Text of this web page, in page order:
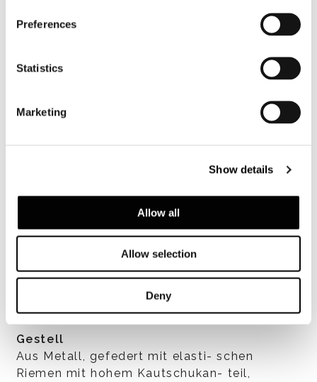
Preferences
Statistics
Marketing
Show details
Allow all
Allow selection
Deny
ALLES SEHEN
Gestell
Aus Metall, gefedert mit elasti- schen
Riemen mit hohem Kautschukan- teil,